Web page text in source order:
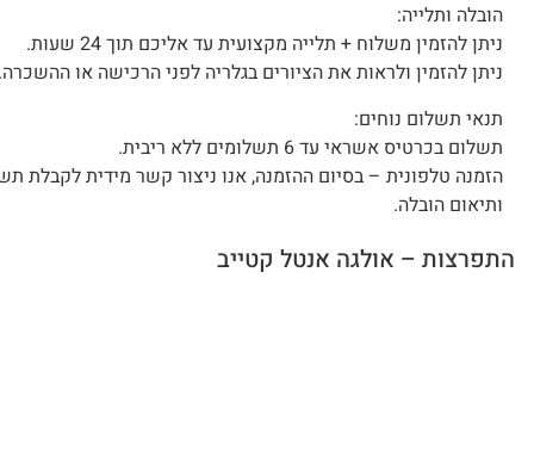
הובלה ותלייה:
ניתן להזמין משלוח + תלייה מקצועית עד אליכם תוך 24 שעות.
ניתן להזמין ולראות את הציורים בגלריה לפני הרכישה או
תנאי תשלום נוחים:
תשלום בכרטיס אשראי עד 6 תשלומים ללא ריבית.
הזמנה טלפונית – בסיום ההזמנה, אנו ניצור קשר מידית לקבלת
ותיאום הובלה.
התפרצות – אולגה אנטל קטייב